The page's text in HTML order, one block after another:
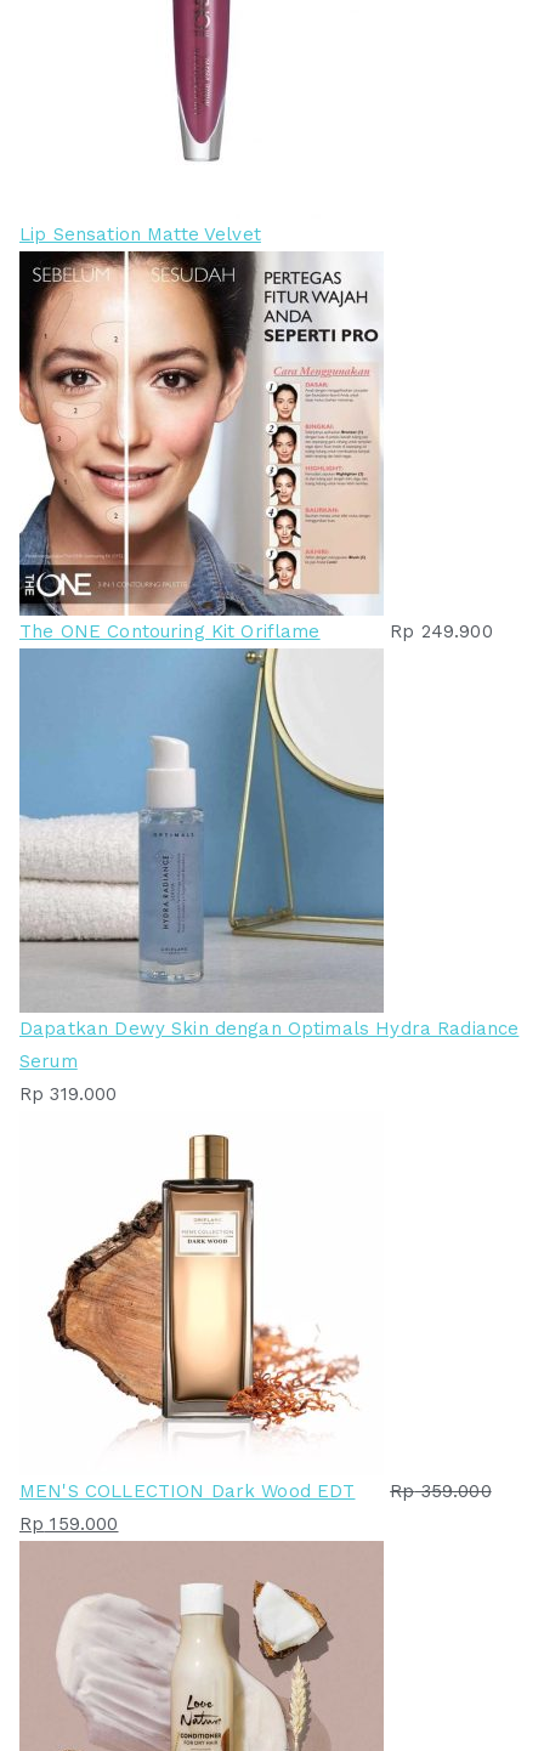
Lip Sensation Matte Velvet
The ONE Contouring Kit Oriflame Rp 249.900
Dapatkan Dewy Skin dengan Optimals Hydra Radiance
Serum
Rp 319.000
MEN'S COLLECTION Dark Wood EDT Rp359.000
H
Rp 159.000
g
s
a